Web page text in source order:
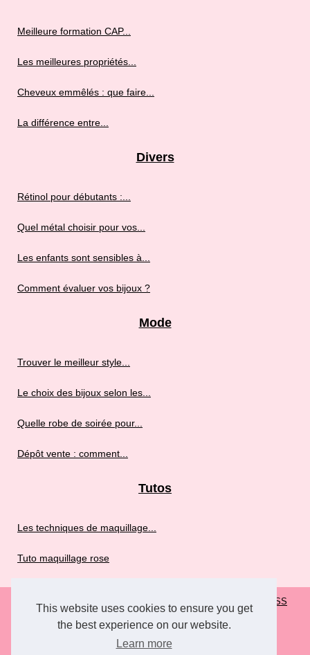
This website uses cookies to ensure you get
the best experience on our website.
Learn more
Meilleure formation CAP...
Les meilleures propriétés...
Cheveux emmêlés : que faire...
La différence entre...
Divers
Rétinol pour débutants :...
Quel métal choisir pour vos...
Les enfants sont sensibles à...
Comment évaluer vos bijoux ?
Mode
Trouver le meilleur style...
Le choix des bijoux selon les...
Quelle robe de soirée pour...
Dépôt vente : comment...
Tutos
Les techniques de maquillage...
Tuto maquillage rose
© 2026 Rosefroufrou.fr Plan de nos articles RSS